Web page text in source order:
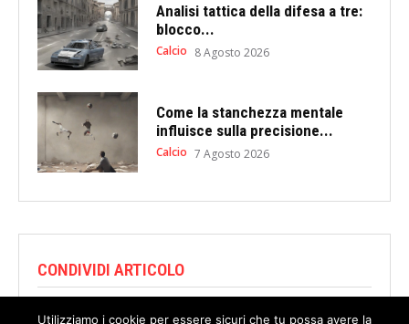
Analisi tattica della difesa a tre:
blocco...
Calcio 8 Agosto 2026
Come la stanchezza mentale
influisce sulla precisione...
Calcio 7 Agosto 2026
CONDIVIDI ARTICOLO
Utilizziamo i cookie per essere sicuri che tu possa avere la